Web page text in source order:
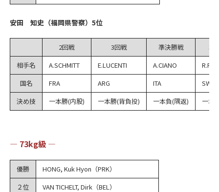
安田 知史（福岡県警察）5位
2回戦 3回戦 準決勝戦
3
相手名
A.SCHMITT E.LUCENTI A.CIANO
国名
FRA ARG ITA
SWE
決め技
一本勝(内股) 一本勝(背負投) 一本負(隅返) 一本
― 73kg級 ―
優勝
HONG, Kuk Hyon（PRK）
２位
VAN TICHELT, Dirk（BEL）